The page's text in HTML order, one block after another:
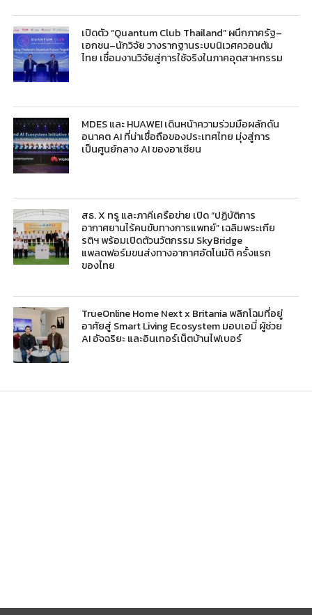
เปิดตัว “Quantum Club Thailand” ผนึกภาครัฐ–
เอกชน–นักวิจัย วางรากฐานระบบนิเวศควอนตัม
ไทย เชื่อมงานวิจัยสู่การใช้จริงในภาคอุตสาหกรรม
MDES และ HUAWEI เดินหน้าความร่วมมือผลักดัน
อนาคต AI ที่น่าเชื่อถือของประเทศไทย มุ่งสู่การ
เป็นศูนย์กลาง AI ของอาเซียน
สธ. X ทรู และภาคีเครือข่าย เปิด “ปฏิบัติการ
อากาศยานไร้คนขับทางการแพทย์” เฉลิมพระเกีย
รติฯ พร้อมเปิดตัวนวัตกรรม SkyBridge
แพลตฟอร์มขนส่งทางอากาศอัตโนมัติ ครั้งแรก
ของไทย
TrueOnline Home Next x Britania พลิกโฉมที่อยู่
อาศัยสู่ Smart Living Ecosystem มอบเอมี่ ผู้ช่วย
AI อัจฉริยะ และอินเทอร์เน็ตบ้านไฟเบอร์